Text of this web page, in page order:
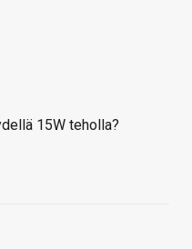
15W teholla?